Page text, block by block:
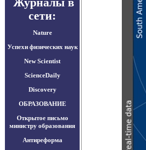
сети:
Nature
Успехи физических наук
New Scientist
ScienceDaily
Discovery
ОБРАЗОВАНИЕ
Открытое письмо
министру образования
Антиреформа